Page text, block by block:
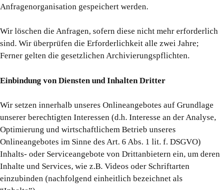
Anfragenorganisation gespeichert werden.
Wir löschen die Anfragen, sofern diese nicht mehr erforderlich
sind. Wir überprüfen die Erforderlichkeit alle zwei Jahre;
Ferner gelten die gesetzlichen Archivierungspflichten.
Einbindung von Diensten und Inhalten Dritter
Wir setzen innerhalb unseres Onlineangebotes auf Grundlage
unserer berechtigten Interessen (d.h. Interesse an der Analyse,
Optimierung und wirtschaftlichem Betrieb unseres
Onlineangebotes im Sinne des Art. 6 Abs. 1 lit. f. DSGVO)
Inhalts- oder Serviceangebote von Drittanbietern ein, um deren
Inhalte und Services, wie z.B. Videos oder Schriftarten
einzubinden (nachfolgend einheitlich bezeichnet als